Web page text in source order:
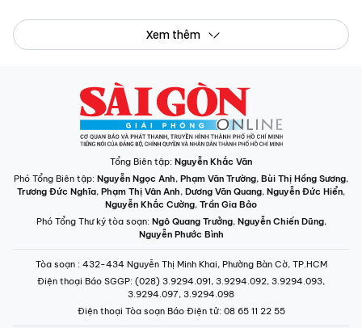
Xem thêm
Tổng Biên tập: Nguyễn Khắc Văn
Phó Tổng Biên tập: Nguyễn Ngọc Anh, Phạm Văn Trường, Bùi Thị Hồng Sương,
Trương Đức Nghĩa, Phạm Thị Vân Anh, Dương Văn Quang, Nguyễn Đức Hiển,
Nguyễn Khắc Cường, Trần Gia Bảo
Phó Tổng Thư ký tòa soạn: Ngô Quang Trưởng, Nguyễn Chiến Dũng,
Nguyễn Phước Bình
Tòa soạn : 432-434 Nguyễn Thị Minh Khai, Phường Bàn Cờ, TP.HCM
Điện thoại Báo SGGP: (028) 3.9294.091, 3.9294.092, 3.9294.093,
3.9294.097, 3.9294.098
Điện thoại Tòa soạn Báo Điện tử: 08 65 11 22 55